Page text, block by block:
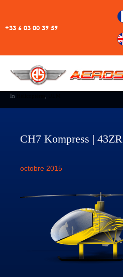
+33 6 03 00 39 59
In
CH7 Kompress | 43ZR
octobre 2015